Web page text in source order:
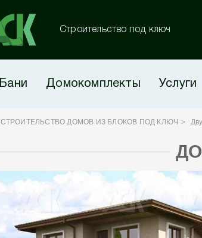
Строительство под ключ
Бани Домокомплекты Услуги
СТРОИТЕЛЬСТВО ДОМОВ ИЗ БЛОКОВ ПОД КЛЮЧ